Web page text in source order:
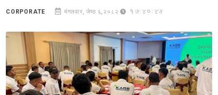
CORPORATE मंगलवार, जेष्ठ ६,२०८२ 17:40:47